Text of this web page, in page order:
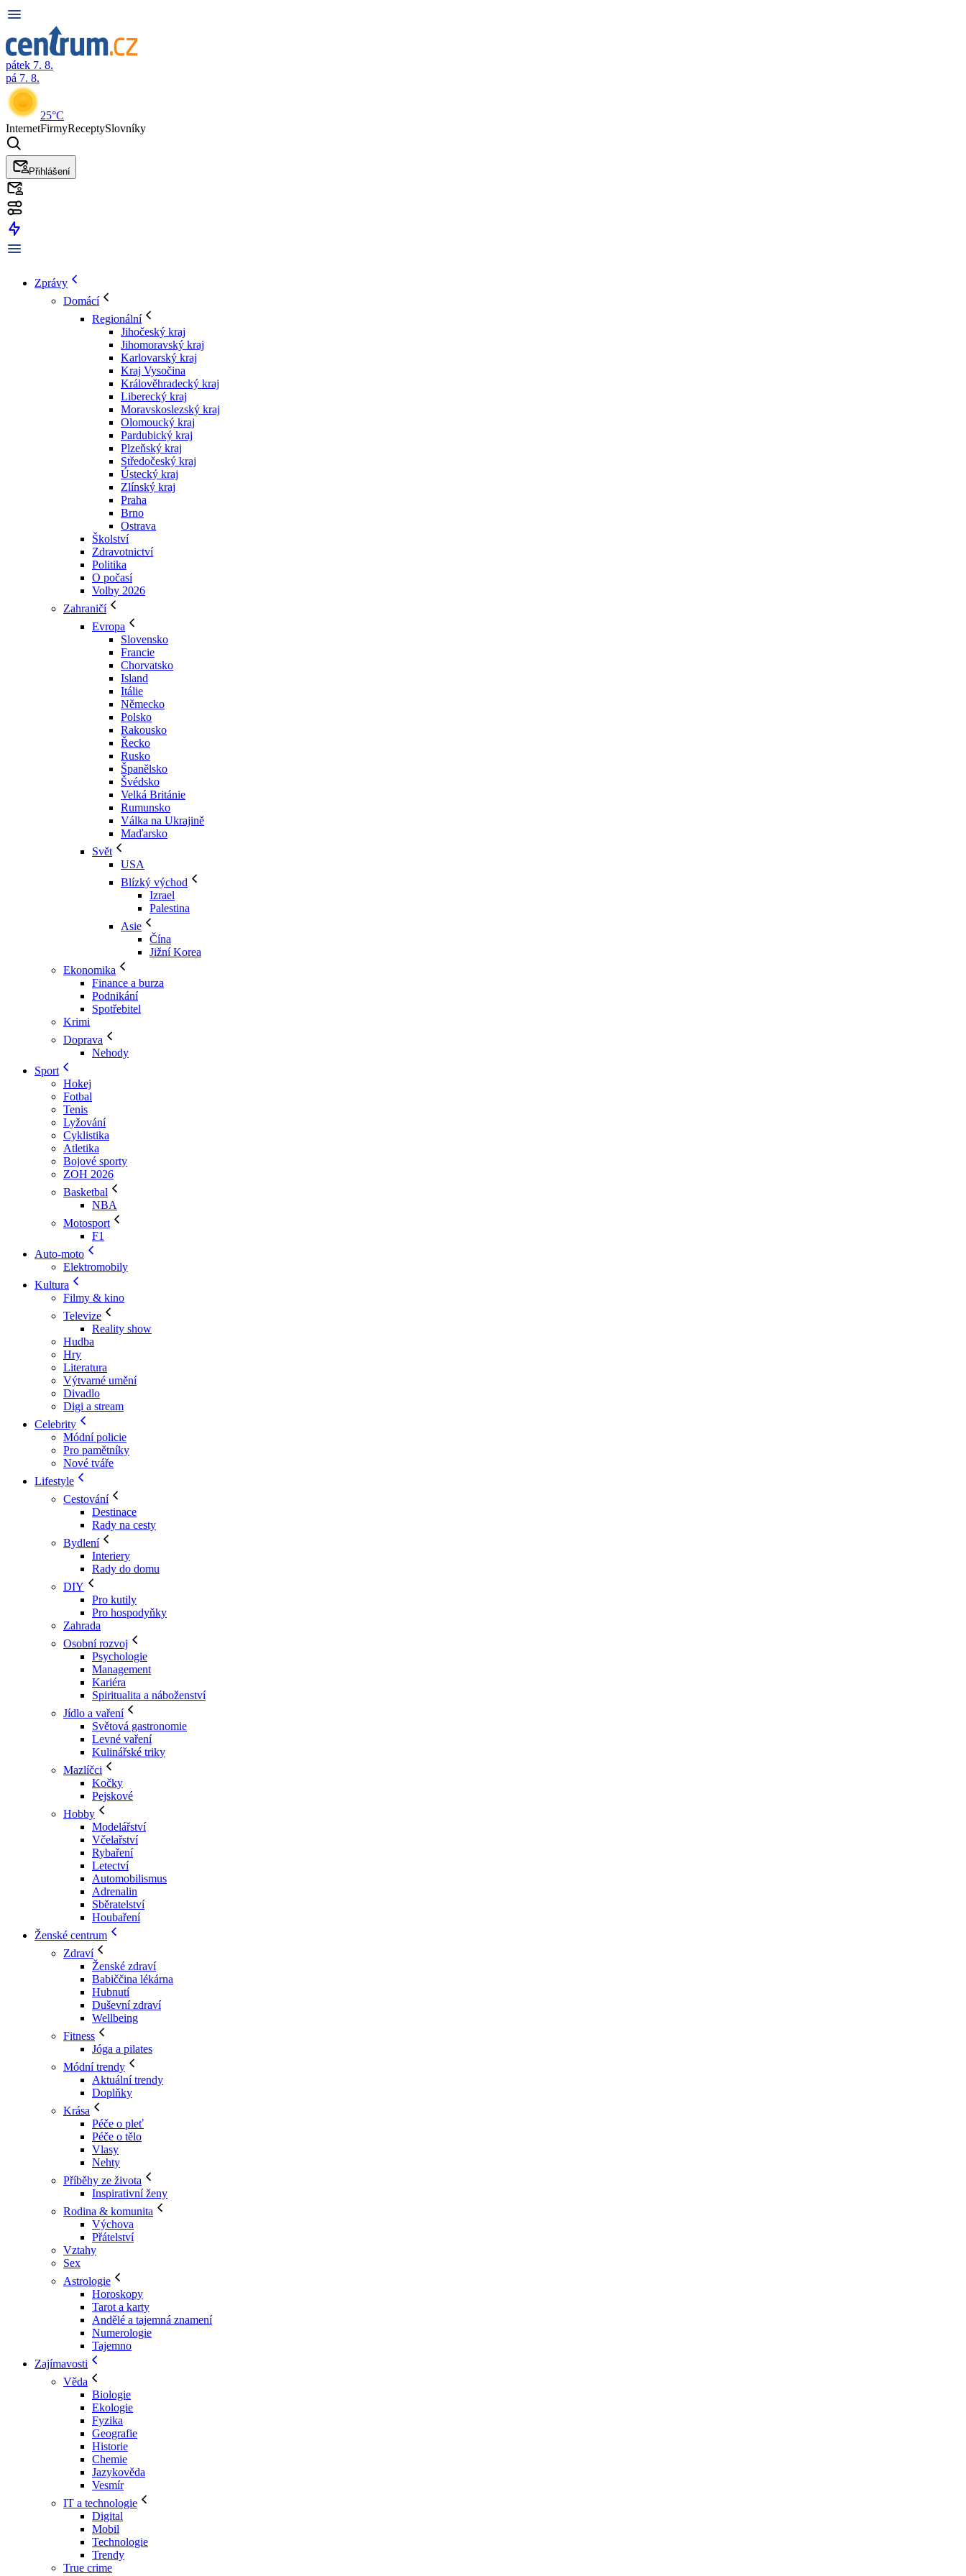
pátek 7. 8.
pá 7. 8.
25°C
InternetFirmyReceptySlovníky
Přihlášení
Zprávy
Domácí
Regionální
Jihočeský kraj
Jihomoravský kraj
Karlovarský kraj
Kraj Vysočina
Králověhradecký kraj
Liberecký kraj
Moravskoslezský kraj
Olomoucký kraj
Pardubický kraj
Plzeňský kraj
Středočeský kraj
Ústecký kraj
Zlínský kraj
Praha
Brno
Ostrava
Školství
Zdravotnictví
Politika
O počasí
Volby 2026
Zahraničí
Evropa
Slovensko
Francie
Chorvatsko
Island
Itálie
Německo
Polsko
Rakousko
Řecko
Rusko
Španělsko
Švédsko
Velká Británie
Rumunsko
Válka na Ukrajině
Maďarsko
Svět
USA
Blízký východ
Izrael
Palestina
Asie
Čína
Jižní Korea
Ekonomika
Finance a burza
Podnikání
Spotřebitel
Krimi
Doprava
Nehody
Sport
Hokej
Fotbal
Tenis
Lyžování
Cyklistika
Atletika
Bojové sporty
ZOH 2026
Basketbal
NBA
Motosport
F1
Auto-moto
Elektromobily
Kultura
Filmy & kino
Televize
Reality show
Hudba
Hry
Literatura
Výtvarné umění
Divadlo
Digi a stream
Celebrity
Módní policie
Pro pamětníky
Nové tváře
Lifestyle
Cestování
Destinace
Rady na cesty
Bydlení
Interiery
Rady do domu
DIY
Pro kutily
Pro hospodyňky
Zahrada
Osobní rozvoj
Psychologie
Management
Kariéra
Spiritualita a náboženství
Jídlo a vaření
Světová gastronomie
Levné vaření
Kulinářské triky
Mazlíčci
Kočky
Pejskové
Hobby
Modelářství
Včelařství
Rybaření
Letectví
Automobilismus
Adrenalin
Sběratelství
Houbaření
Ženské centrum
Zdraví
Ženské zdraví
Babiččina lékárna
Hubnutí
Duševní zdraví
Wellbeing
Fitness
Jóga a pilates
Módní trendy
Aktuální trendy
Doplňky
Krása
Péče o pleť
Péče o tělo
Vlasy
Nehty
Příběhy ze života
Inspirativní ženy
Rodina & komunita
Výchova
Přátelství
Vztahy
Sex
Astrologie
Horoskopy
Tarot a karty
Andělé a tajemná znamení
Numerologie
Tajemno
Zajímavosti
Věda
Biologie
Ekologie
Fyzika
Geografie
Historie
Chemie
Jazykověda
Vesmír
IT a technologie
Digital
Mobil
Technologie
Trendy
True crime